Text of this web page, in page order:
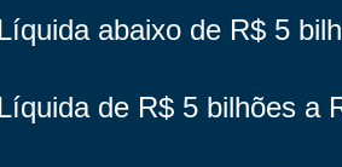
abaixo de R$ 5
de R$ 5 bilhões a